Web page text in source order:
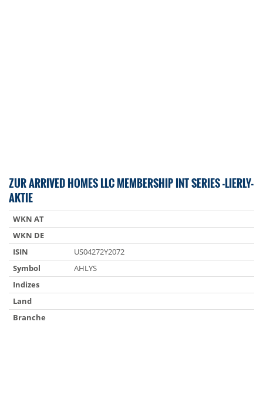
ZUR ARRIVED HOMES LLC MEMBERSHIP INT SERIES -LIERLY-
AKTIE
WKN AT
WKN DE
ISIN
US04272Y2072
Symbol
AHLYS
Indizes
Land
Branche